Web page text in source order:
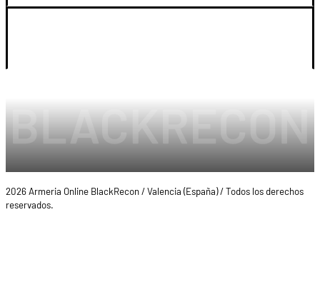
2026 Armeria Online BlackRecon / Valencia (España) / Todos los derechos
reservados.